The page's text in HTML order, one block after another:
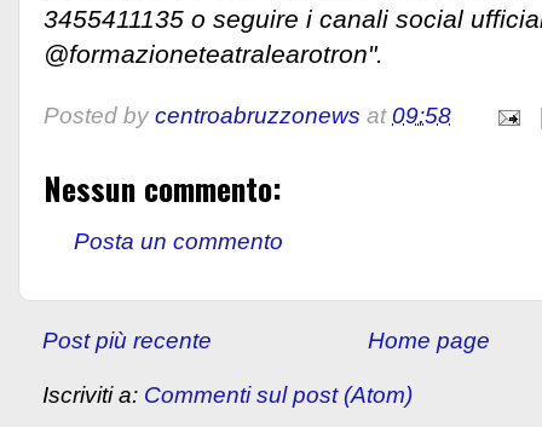
3455411135 o seguire i canali social
@formazioneteatralearotron".
Posted by centroabruzzonews at09:58
Nessun commento:
Posta un commento
Post più recente Home page
Iscriviti a: Commenti sul post (Atom)